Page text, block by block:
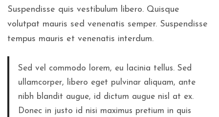
Suspendisse quis vestibulum libero. Quisque
volutpat mauris sed venenatis semper. Suspendisse
tempus mauris et venenatis interdum.
Sed vel commodo lorem, eu lacinia tellus. Sed
ullamcorper, libero eget pulvinar aliquam, ante
nibh blandit augue, id dictum augue nisl at ex.
Donec in justo id nisi maximus pretium in quis